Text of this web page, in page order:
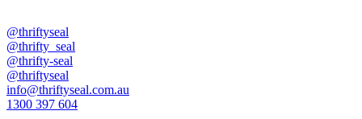
@thriftyseal
@thrifty_seal
@thrifty-seal
@thriftyseal
info@thriftyseal.com.au
1300 397 604